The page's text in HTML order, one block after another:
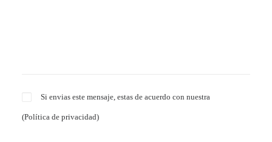
Si envias este mensaje, estas de acuerdo con nuestra
(Política de privacidad)